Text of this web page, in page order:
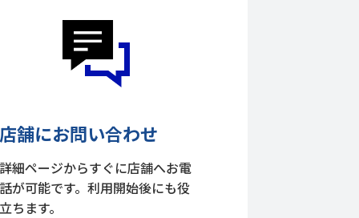
舗にお問い合わせ
細ページからすぐに店舗へお電
が可能です。利用開始後にも役
ちます。